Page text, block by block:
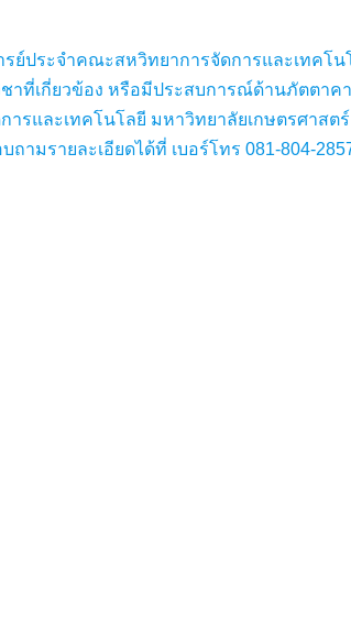
ย์ประจำคณะสหวิทยาการจัดการและเทคโ
ที่เกี่ยวข้อง หรือมีประสบการณ์ด้านภัตตาค
รและเทคโนโลยี มหาวิทยาลัยเกษตรศาสต
ามรายละเอียดได้ที่ เบอร์โทร 081-804-